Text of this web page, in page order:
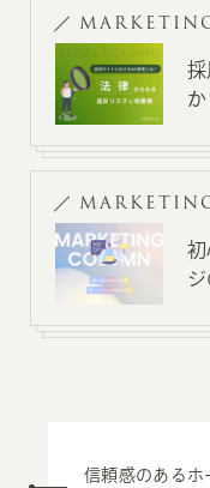
採
初
信頼感のあるホ